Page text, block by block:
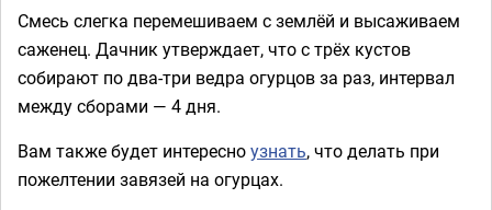
Смесь слегка перемешиваем с землёй и высаживаем
саженец. Дачник утверждает, что с трёх кустов
собирают по два-три ведра огурцов за раз, интервал
между сборами — 4 дня.
Вам также будет интересноузнать, что делать при
пожелтении завязей на огурцах.